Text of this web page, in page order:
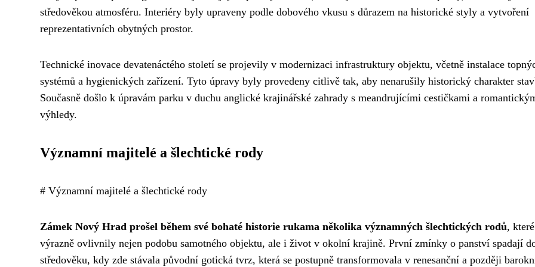
středověkou atmosféru. Interiéry byly upraveny podle dobového vkusu s důrazem na historické styly a vytvoření
reprezentativních obytných prostor.
Technické inovace devatenáctého století se projevily v modernizaci infrastruktury objektu, včetně instalace
systémů a hygienických zařízení. Tyto úpravy byly provedeny citlivě tak, aby nenarušily historický charakter
Současně došlo k úpravám parku v duchu anglické krajinářské zahrady s meandrujícími cestičkami a
výhledy.
Významní majitelé a šlechtické rody
# Významní majitelé a šlechtické rody
Zámek Nový Hrad prošel během své bohaté historie rukama několika významných šlechtických rodů, které
výrazně ovlivnily nejen podobu samotného objektu, ale i život v okolní krajině. První zmínky o panství spadají
středověku, kdy zde stávala původní gotická tvrz, která se postupně transformovala v renesanční a později